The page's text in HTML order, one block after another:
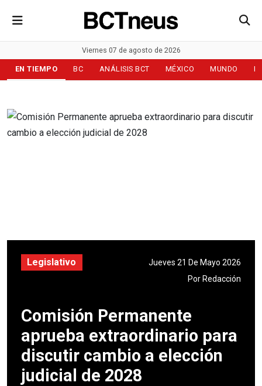
Viernes 07 de agosto de 2026
EN TIEMPO BC ANÁLISIS BCT MÉXICO MUNDO
Legislativo
Jueves 21 De Mayo 2026
Por Redacción
Comisión Permanente
aprueba extraordinario para
discutir cambio a elección
judicial de 2028